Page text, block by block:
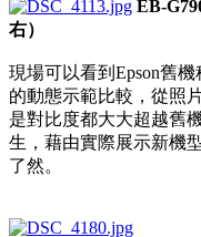
EB-
右）
現場可以看到Epson舊
的動態示範比較，從照
是對比度都大大超越舊
生，藉由實際展示新機
了然。